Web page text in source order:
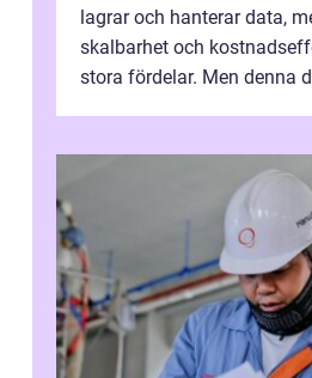
lagrar och hanterar data,
skalbarhet och
stora fördelar. Men denna